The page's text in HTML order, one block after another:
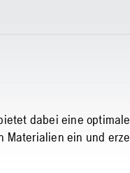
dabei eine optimale
Materialien ein und